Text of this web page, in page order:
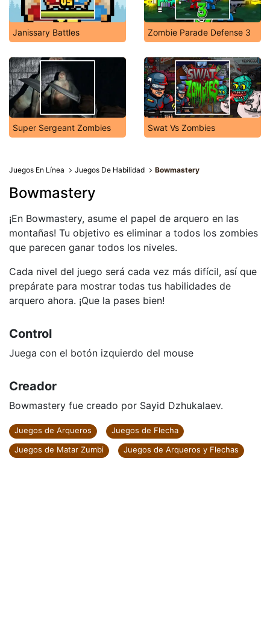
Janissary Battles Zombie Parade Defense 3
Super Sergeant Zombies Swat Vs Zombies
Juegos En Línea Juegos De Habilidad Bowmastery
Bowmastery
¡En Bowmastery, asume el papel de arquero en las
montañas! Tu objetivo es eliminar a todos los zombies
que parecen ganar todos los niveles.
Cada nivel del juego será cada vez más difícil, así que
prepárate para mostrar todas tus habilidades de
arquero ahora. ¡Que la pases bien!
Control
Juega con el botón izquierdo del mouse
Creador
Bowmastery fue creado por Sayid Dzhukalaev.
Juegos de Arqueros
Juegos de Flecha
Juegos de Matar Zumbi
Juegos de Arqueros y Flechas